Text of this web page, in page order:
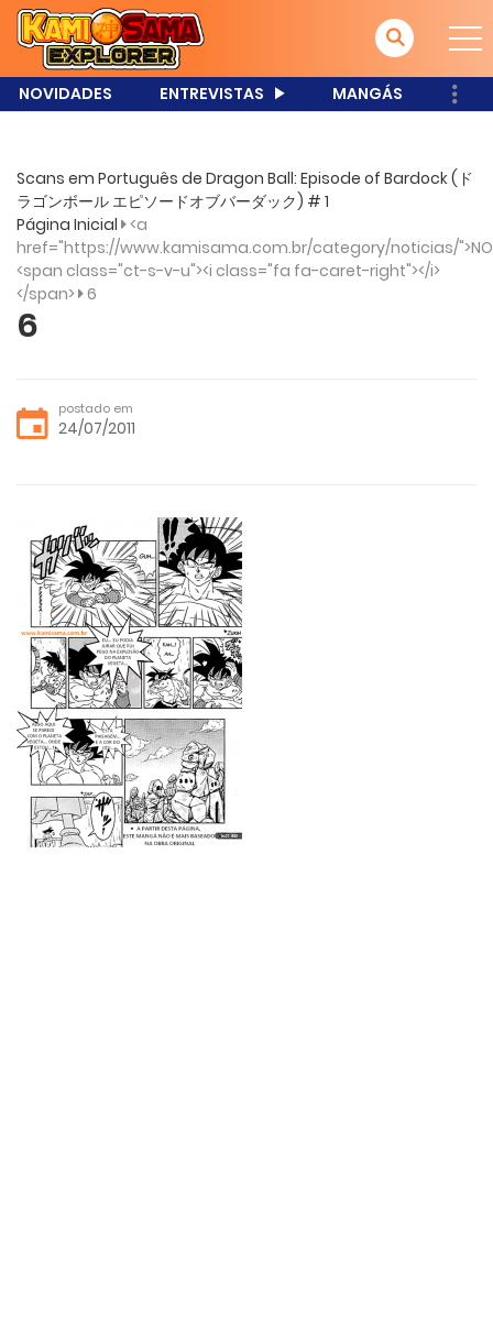
NOVIDADES ENTREVISTAS MANGÁS
Scans em Português de Dragon Ball: Episode of Bardock (ド
ラゴンボール エピソードオブバーダック) # 1
Página Inicial <a
href="https://www.kamisama.com.br/category/noticias/
<span class="ct-s-v-u"><i class="fa fa-caret-right"></i>
</span> 6
6
postado em
24/07/2011